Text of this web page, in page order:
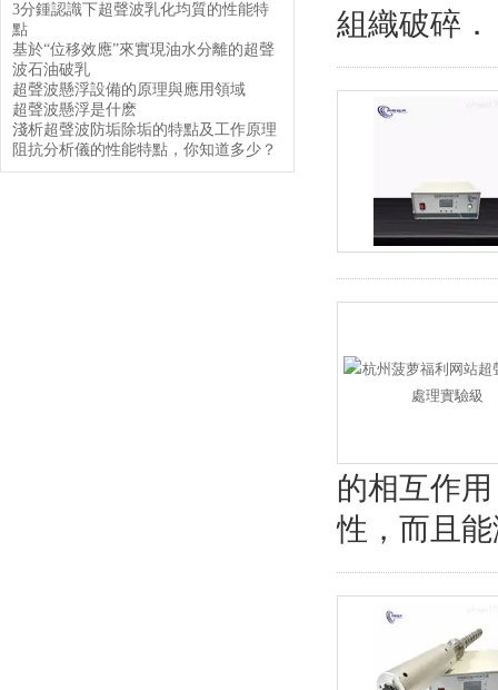
3分鍾認識下超聲波乳化均質的性能特
點
基於“位移效應”來實現油水分離的超聲
波石油破乳
超聲波懸浮設備的原理與應用領域
超聲波懸浮是什麽
淺析超聲波防垢除垢的特點及工作原理
阻抗分析儀的性能特點，你知道多少？
組織破碎．
的相互作
性，而且